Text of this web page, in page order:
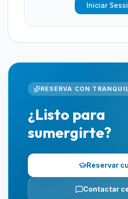
Iniciar
RESERVA CON
¿Listo para
sumergirte?
Reservar
Contactar